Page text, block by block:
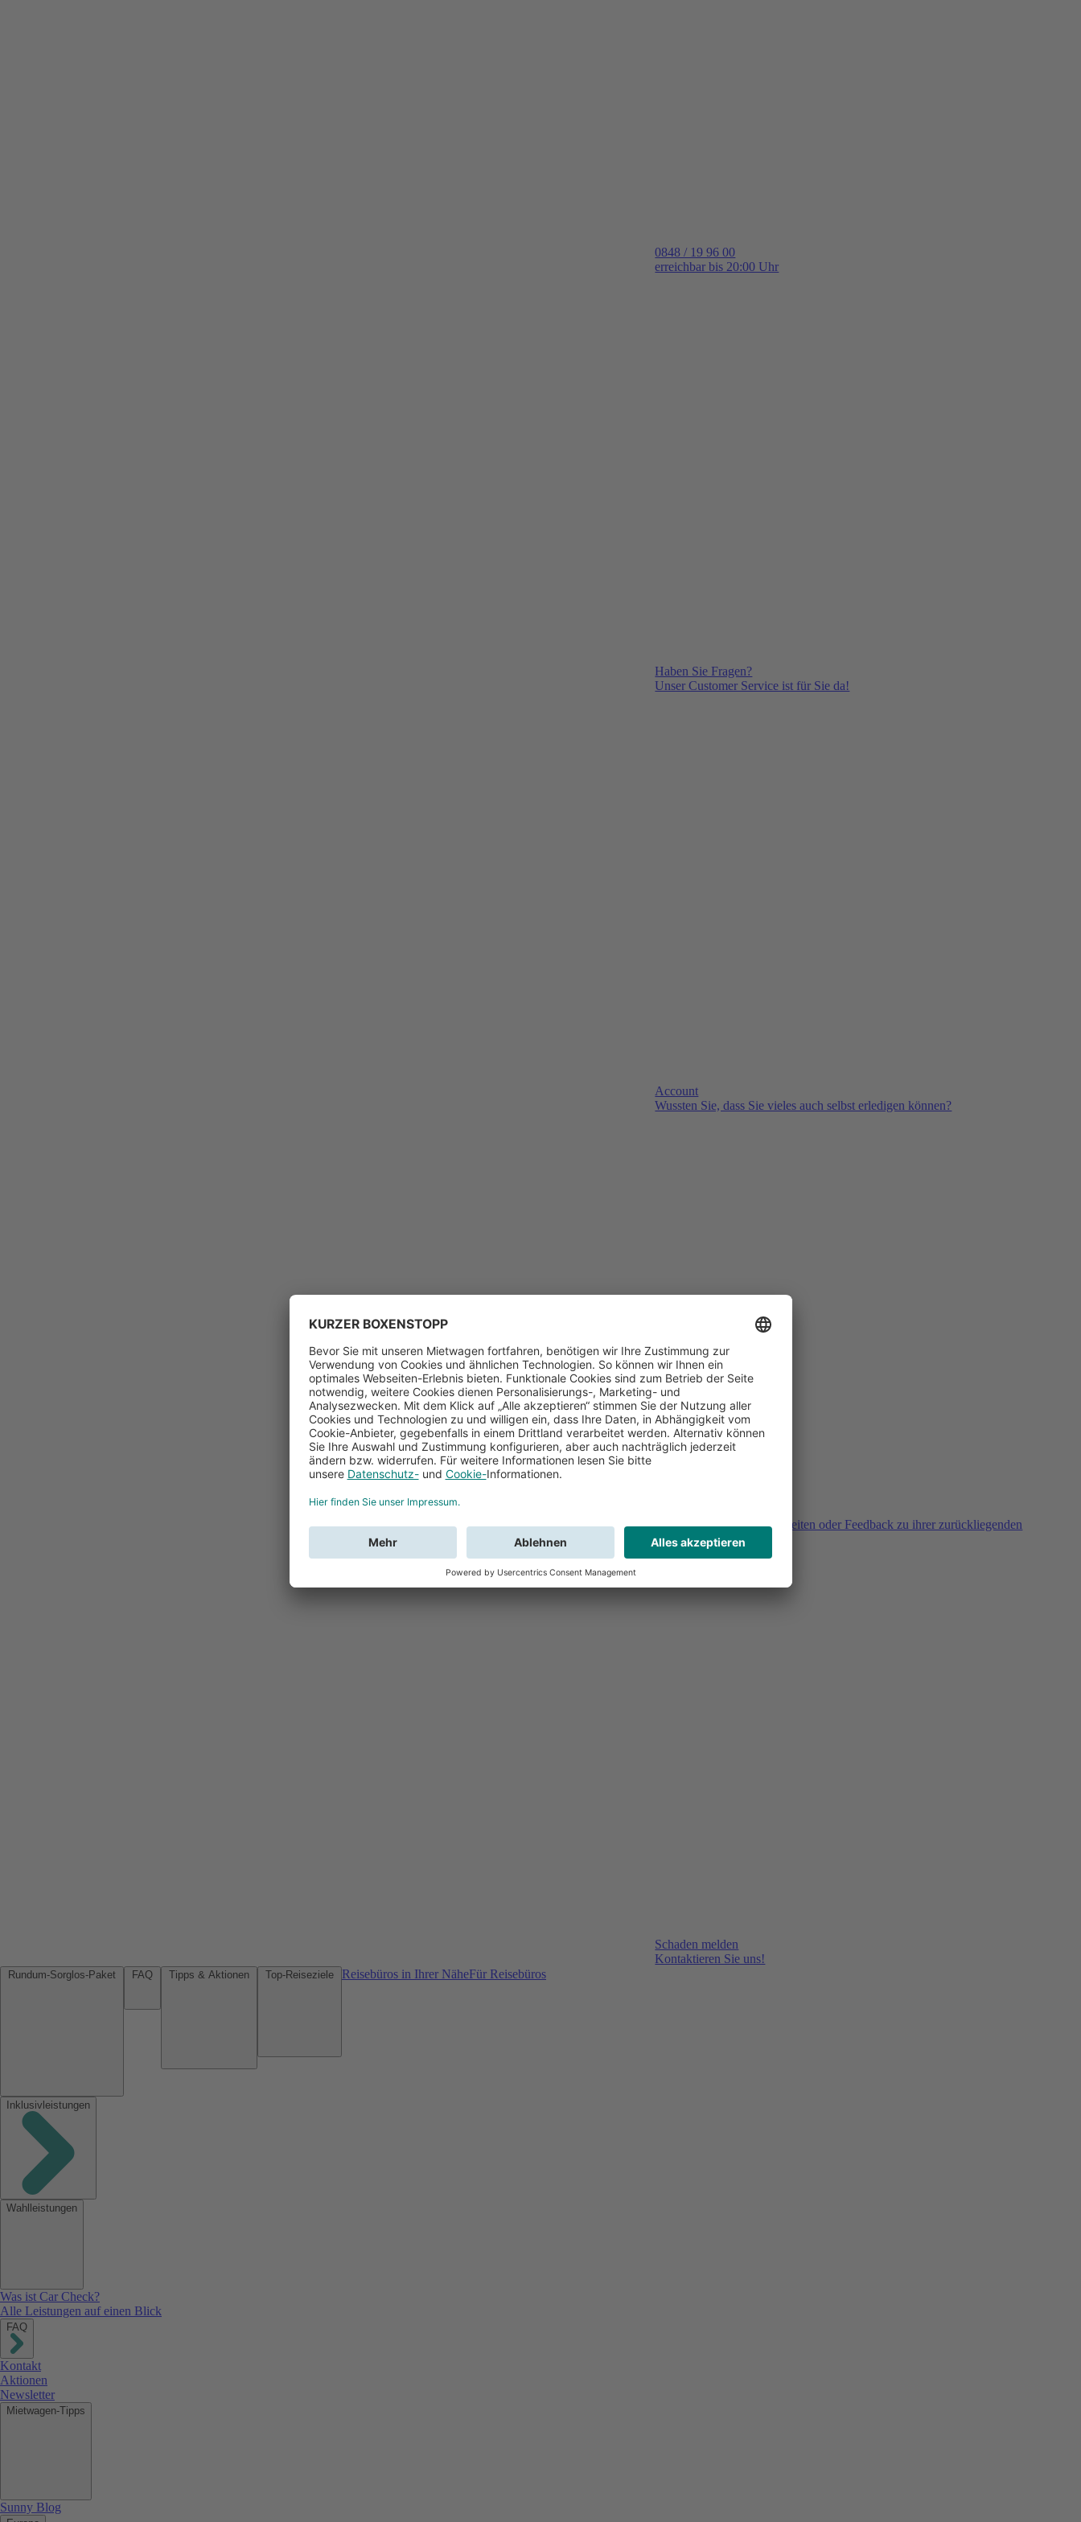
0848 / 19 96 00
erreichbar bis 20:00 Uhr
Haben Sie Fragen?
Unser Customer Service ist für Sie da!
Account
Wussten Sie, dass Sie vieles auch selbst erledigen können?
Sie haben Fragen, Unklarheiten oder Feedback zu ihrer zurückliegenden
Buchung?
Schaden melden
Kontaktieren Sie uns!
Reisebüros in Ihrer NäheFür Reisebüros
Inklusivleistungen
Wahlleistungen
Was ist Car Check?
Alle Leistungen auf einen Blick
FAQ
Kontakt
Aktionen
Newsletter
Mietwagen-Tipps
Sunny Blog